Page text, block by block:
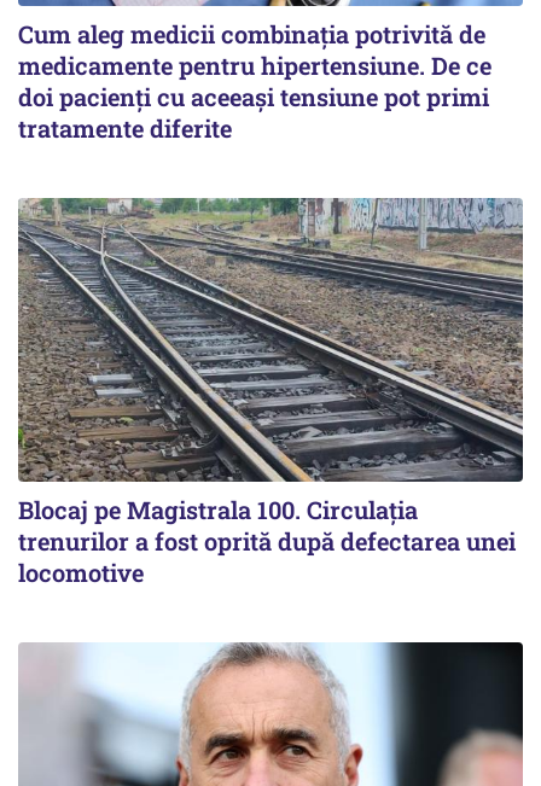
Cum aleg medicii combinația potrivită de
medicamente pentru hipertensiune. De ce
doi pacienți cu aceeași tensiune pot primi
tratamente diferite
Blocaj pe Magistrala 100. Circulația
trenurilor a fost oprită după defectarea unei
locomotive